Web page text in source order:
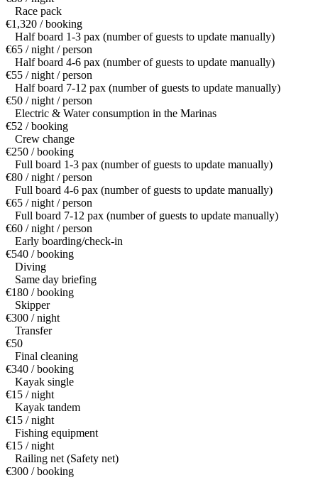
Race pack
€1,320 / booking
Half board 1-3 pax (number of guests to update manually)
€65 / night / person
Half board 4-6 pax (number of guests to update manually)
€55 / night / person
Half board 7-12 pax (number of guests to update manually)
€50 / night / person
Electric & Water consumption in the Marinas
€52 / booking
Crew change
€250 / booking
Full board 1-3 pax (number of guests to update manually)
€80 / night / person
Full board 4-6 pax (number of guests to update manually)
€65 / night / person
Full board 7-12 pax (number of guests to update manually)
€60 / night / person
Early boarding/check-in
€540 / booking
Diving
Same day briefing
€180 / booking
Skipper
€300 / night
Transfer
€50
Final cleaning
€340 / booking
Kayak single
€15 / night
Kayak tandem
€15 / night
Fishing equipment
€15 / night
Railing net (Safety net)
€300 / booking